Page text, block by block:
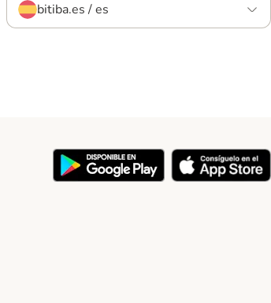
bitiba.es / es